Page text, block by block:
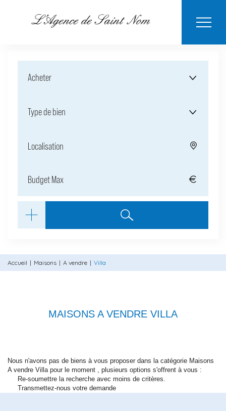
LOUER
BIENS
NOTRE
ESTIMER MON
Acheter
Type de bien
Localisation
Accueil Maisons A vendre Villa
MAISONS A VENDRE VILLA
Nous n'avons pas de biens à vous proposer dans la catégorie Maisons
A vendre Villa pour le moment , plusieurs options s'offrent à vous :
Re-soumettre la recherche avec moins de critères.
Transmettez-nous votre demande